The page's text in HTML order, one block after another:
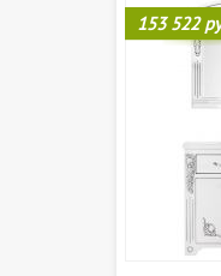
153 522